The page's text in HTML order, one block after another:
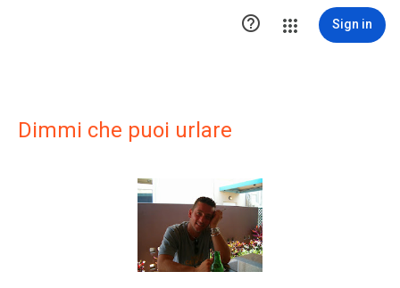
 Sign in
Dimmi che puoi urlare